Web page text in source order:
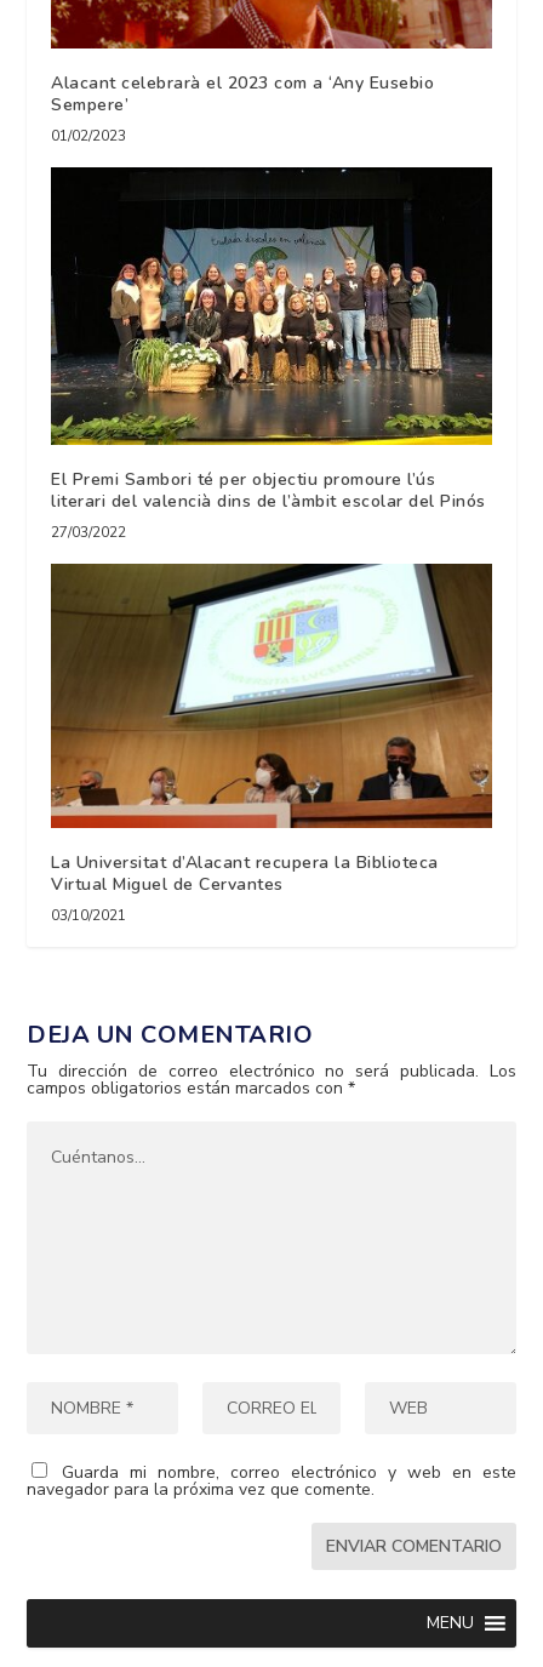
Alacant celebrarà el 2023 com a ‘Any Eusebio
Sempere’
01/02/2023
El Premi Sambori té per objectiu promoure l’ús
literari del valencià dins de l’àmbit escolar del Pinós
27/03/2022
La Universitat d’Alacant recupera la Biblioteca
Virtual Miguel de Cervantes
03/10/2021
DEJA UN COMENTARIO
Tu dirección de correo electrónico no será publicada. Los
campos obligatorios están marcados con*
Guarda mi nombre, correo electrónico y web en este
navegador para la próxima vez que comente.
MENU